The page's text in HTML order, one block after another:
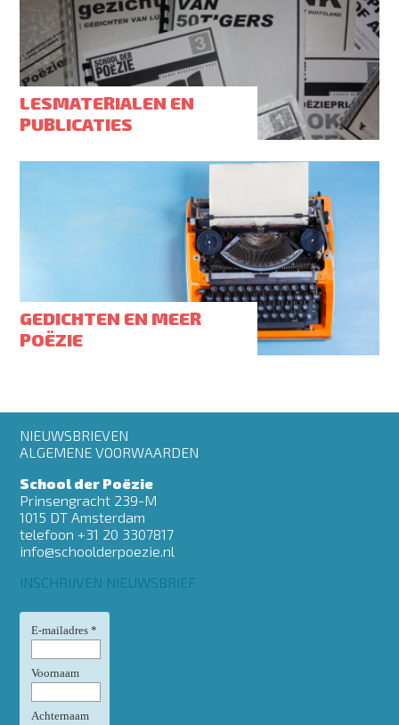
LESMATERIALEN EN
PUBLICATIES
GEDICHTEN EN MEER
POËZIE
Footer
menu
NIEUWSBRIEVEN
ALGEMENE VOORWAARDEN
School der Poëzie
Prinsengracht 239-M
1015 DT Amsterdam
telefoon +31 20 3307817
info@schoolderpoezie.nl
INSCHRIJVEN NIEUWSBRIEF